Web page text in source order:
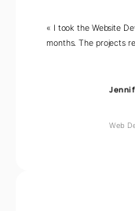
« I took the Website
months. The projects
Web